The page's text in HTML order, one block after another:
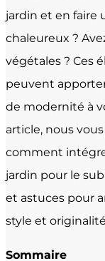
jardin et en faire
chaleureux ?
végétales ? Ces
peuvent
de modernité à
article, nous
comment
jardin pour le
et astuces pour
style et
Sommaire